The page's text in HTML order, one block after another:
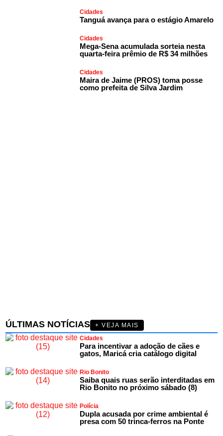
Cidades
Tanguá avança para o estágio Amarelo
Cidades
Mega-Sena acumulada sorteia nesta
quarta-feira prêmio de R$ 34 milhões
Cidades
Maira de Jaime (PROS) toma posse
como prefeita de Silva Jardim
ÚLTIMAS NOTÍCIAS
+ VEJA MAIS
Cidades
Para incentivar a adoção de cães e
gatos, Maricá cria catálogo digital
Rio Bonito
Saiba quais ruas serão interditadas em
Rio Bonito no próximo sábado (8)
Polícia
Dupla acusada por crime ambiental é
presa com 50 trinca-ferros na Ponte